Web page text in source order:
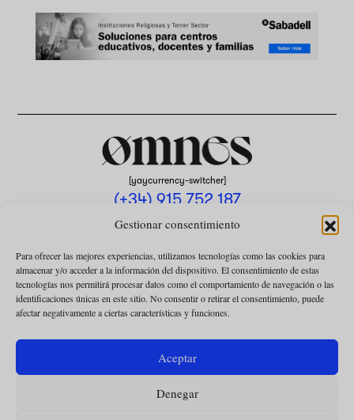
Gestionar consentimiento
Para ofrecer las mejores experiencias, utilizamos tecnologías como las cookies para
almacenar y/o acceder a la información del dispositivo. El consentimiento de estas
tecnologías nos permitirá procesar datos como el comportamiento de navegación o las
identificaciones únicas en este sitio. No consentir o retirar el consentimiento, puede
afectar negativamente a ciertas características y funciones.
Aceptar
Denegar
[yaycurrency-switcher]
(+34) 915 752 187
omnes@omnesmag.com
POLÍTICA DE PRIVACIDAD
USO DE COOKIES
CONDICIONES DE LA COLABORACIÓN